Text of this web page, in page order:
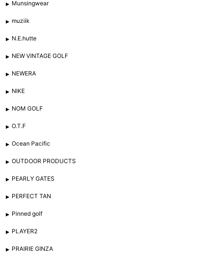
Munsingwear
muziik
N.E.hutte
NEW VINTAGE GOLF
NEWERA
NIKE
NOM GOLF
O.T.F
Ocean Pacific
OUTDOOR PRODUCTS
PEARLY GATES
PERFECT TAN
Pinned golf
PLAYER2
PRAIRIE GINZA